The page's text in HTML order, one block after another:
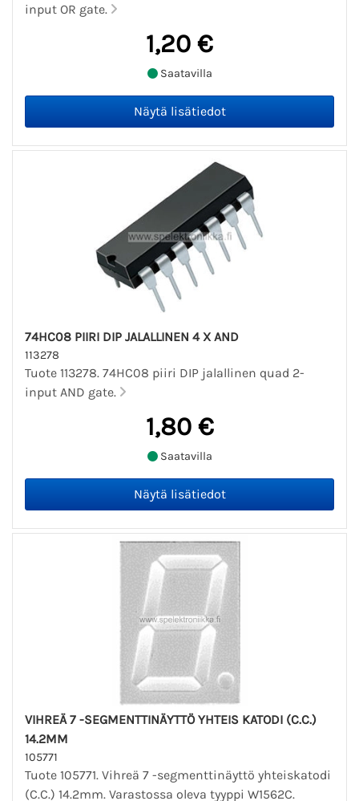
input OR gate.
1,20 €
Saatavilla
74HC08 PIIRI DIP JALALLINEN 4 X AND
113278
Tuote 113278. 74HC08 piiri DIP jalallinen quad 2-
input AND gate.
1,80 €
Saatavilla
VIHREÄ 7 -SEGMENTTINÄYTTÖ YHTEIS KATODI (C.C.)
14.2MM
105771
Tuote 105771. Vihreä 7 -segmenttinäyttö yhteiskatodi
(C.C.) 14.2mm. Varastossa oleva tyyppi W1562C.